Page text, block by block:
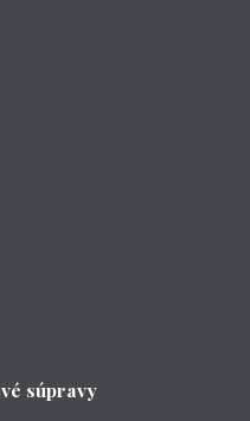
súpravy